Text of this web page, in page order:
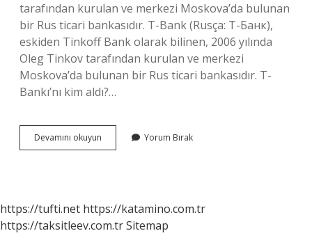
tarafından kurulan ve merkezi Moskova’da bulunan
bir Rus ticari bankasıdır. T-Bank (Rusça: Т-Банк),
eskiden Tinkoff Bank olarak bilinen, 2006 yılında
Oleg Tinkov tarafından kurulan ve merkezi
Moskova’da bulunan bir Rus ticari bankasıdır. T-
Bankı’nı kim aldı?…
Devamını okuyun
Bank
Yorum Bırak
https://tufti.net https://katamino.com.tr
https://taksitleev.com.trSitemap